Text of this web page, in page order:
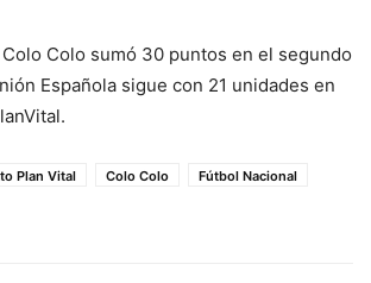
Colo sumó 30 puntos en el segundo
Española sigue con 21 unidades en
Plan Vital Colo Colo
Fútbol Nacional